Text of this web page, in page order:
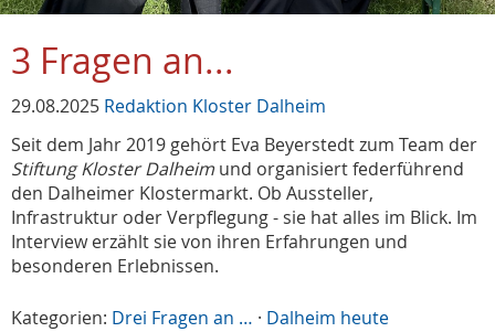
3 Fragen an...
29.08.2025 Redaktion Kloster Dalheim
Seit dem Jahr 2019 gehört Eva Beyerstedt zum Team der
Stiftung Kloster Dalheim und organisiert federführend
den Dalheimer Klostermarkt. Ob Aussteller,
Infrastruktur oder Verpflegung - sie hat alles im Blick. Im
Interview erzählt sie von ihren Erfahrungen und
besonderen Erlebnissen.
Kategorien: Drei Fragen an … · Dalheim heute